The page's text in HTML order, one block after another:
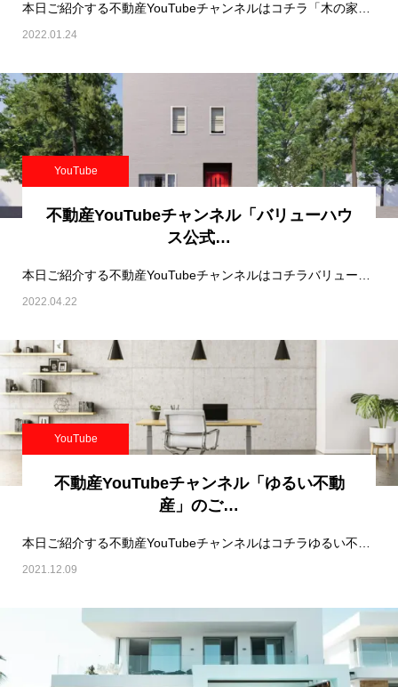
2022.01.24
YouTube
不動産YouTubeチャンネル「バリューハウ
ス公式…
本日ご紹介する不動産YouTubeチャンネルはコチラバリューハウス公式チャンネル です！…
2022.04.22
YouTube
不動産YouTubeチャンネル「ゆるい不動
産」のご…
本日ご紹介する不動産YouTubeチャンネルはコチラゆるい不動産です！※PR BA…
2021.12.09